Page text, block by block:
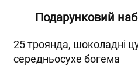
Подарунковий
25 троянда, шоколадні
середньосухе богема